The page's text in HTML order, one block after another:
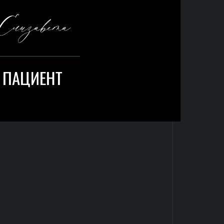
ПАЦИЕНТ